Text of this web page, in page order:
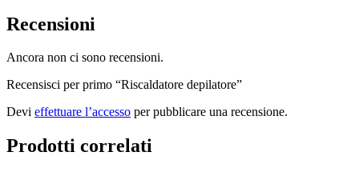
Recensioni
Ancora non ci sono recensioni.
Recensisci per primo “Riscaldatore depilatore”
Devi effettuare l’accesso per pubblicare una recensione.
Prodotti correlati